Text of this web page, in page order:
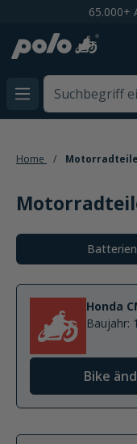
65.000+ Artikel bei
Home
KategoriegalerieBatterien
Honda
Baujahr:
Bike